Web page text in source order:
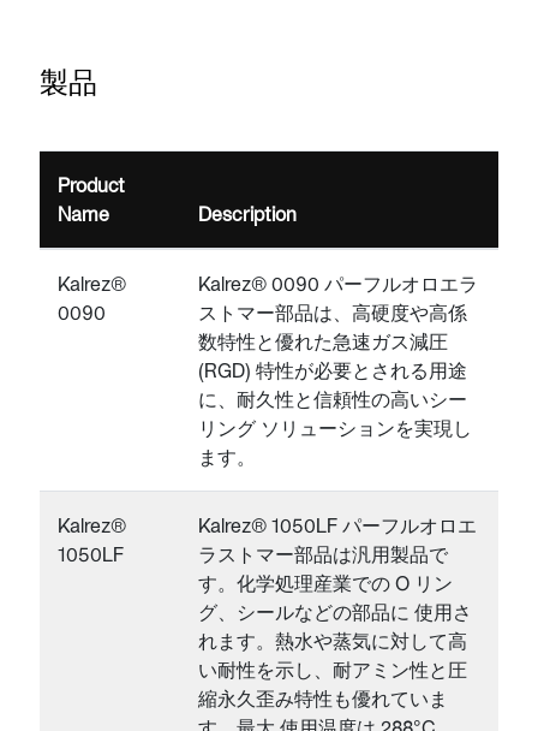
製品
Product
Name
Description
Kalrez®
0090
Kalrez® 0090 パーフルオロエラ
ストマー部品は、高硬度や高係
数特性と優れた急速ガス減圧
(RGD) 特性が必要とされる用途
に、耐久性と信頼性の高いシー
リング ソリューションを実現し
ます。
Kalrez®
1050LF
Kalrez® 1050LF パーフルオロエ
ラストマー部品は汎用製品で
す。化学処理産業での O リン
グ、シールなどの部品に 使用さ
れます。熱水や蒸気に対して高
い耐性を示し、耐アミン性と圧
縮永久歪み特性も優れていま